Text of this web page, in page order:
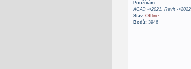
Používám:
ACAD ->2021, Revit ->2022
Stav: Offline
Bodů:3946